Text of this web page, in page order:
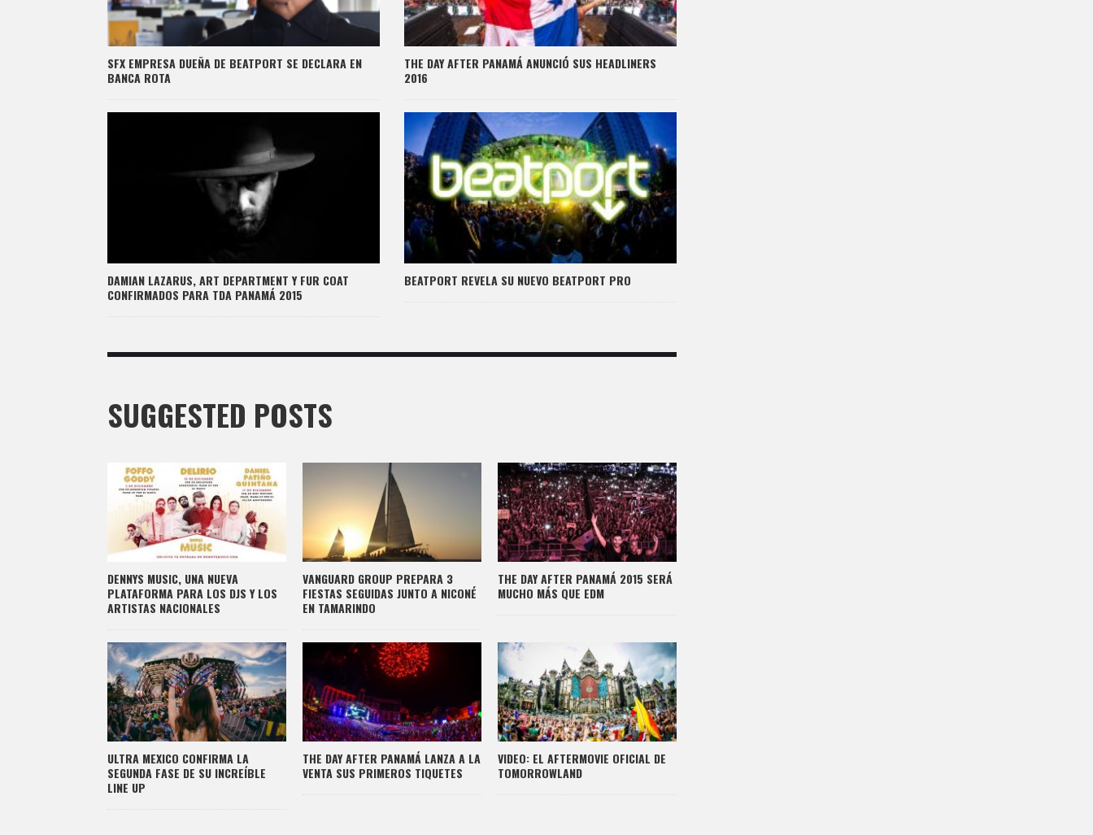
SFX EMPRESA DUEÑA DE BEATPORT SE DECLARA EN
BANCA ROTA
THE DAY AFTER PANAMÁ ANUNCIÓ SUS HEADLINERS
2016
DAMIAN LAZARUS, ART DEPARTMENT Y FUR COAT
CONFIRMADOS PARA TDA PANAMÁ 2015
BEATPORT REVELA SU NUEVO BEATPORT PRO
SUGGESTED POSTS
DENNYS MUSIC, UNA NUEVA
PLATAFORMA PARA LOS DJS Y LOS
ARTISTAS NACIONALES
VANGUARD GROUP PREPARA 3
FIESTAS SEGUIDAS JUNTO A NICONÉ
EN TAMARINDO
THE DAY AFTER PANAMÁ 2015 SERÁ
MUCHO MÁS QUE EDM
ULTRA MEXICO CONFIRMA LA
SEGUNDA FASE DE SU INCREÍBLE
LINE UP
THE DAY AFTER PANAMÁ LANZA A LA
VENTA SUS PRIMEROS TIQUETES
VIDEO: EL AFTERMOVIE OFICIAL DE
TOMORROWLAND